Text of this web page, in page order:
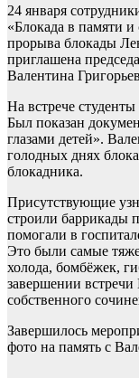
24 января
«Блокада в памяти
прорыва блокады
приглашена
Валентина
На встрече
Был показан
глазами детей».
голодных днях
блокадника.
Присутствующие
строили баррикады
помогали в
Это были самые
холода, бомбёжек,
завершении встречи
собственного
Завершилось
фото на память с